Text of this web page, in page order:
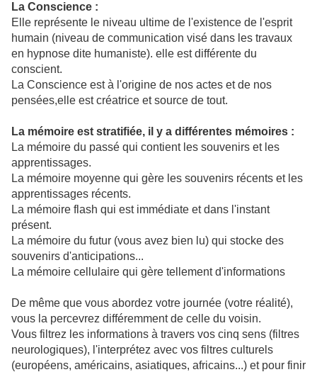
La Conscience :
Elle représente le niveau ultime de l'existence de l'esprit
humain (niveau de communication visé dans les travaux
en hypnose dite humaniste). elle est différente du
conscient.
La Conscience est à l'origine de nos actes et de nos
pensées,elle est créatrice et source de tout.
La mémoire est stratifiée, il y a différentes mémoires :
La mémoire du passé qui contient les souvenirs et les
apprentissages.
La mémoire moyenne qui gère les souvenirs récents et les
apprentissages récents.
La mémoire flash qui est immédiate et dans l'instant
présent.
La mémoire du futur (vous avez bien lu) qui stocke des
souvenirs d'anticipations...
La mémoire cellulaire qui gère tellement d'informations
De même que vous abordez votre journée (votre réalité),
vous la percevrez différemment de celle du voisin.
Vous filtrez les informations à travers vos cinq sens (filtres
neurologiques), l'interprétez avec vos filtres culturels
(européens, américains, asiatiques, africains...) et pour finir